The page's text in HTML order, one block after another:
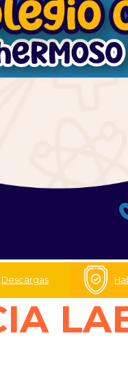
Descargas